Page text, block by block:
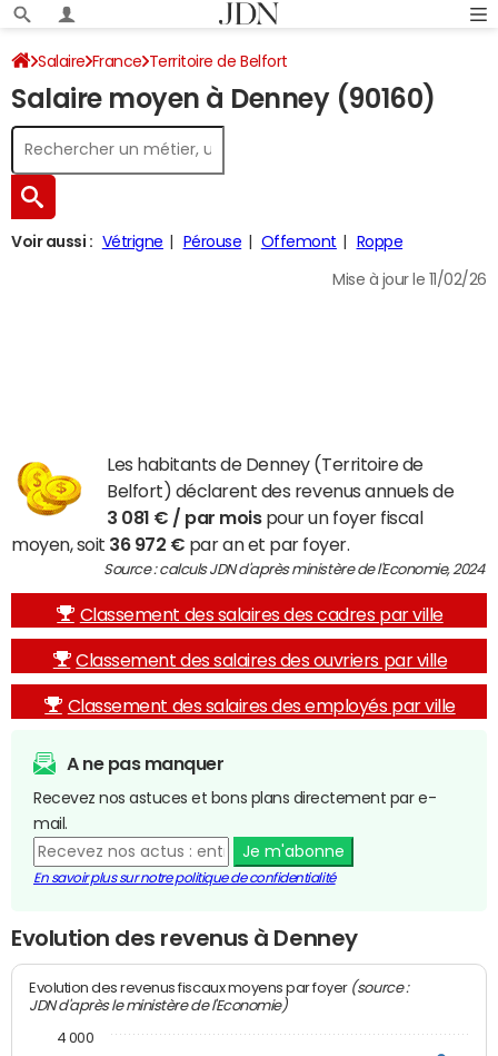
Salaire France Territoire de Belfort
Salaire moyen à Denney (90160)
Voir aussi : Vétrigne Pérouse Offemont Roppe
Mise à jour le 11/02/26
Les habitants de Denney (Territoire de
Belfort) déclarent des revenus annuels de
3 081 € / par moispour un foyer fiscal
moyen, soit 36 972 € par an et par foyer.
Source : calculs JDN d'après ministère de l'Economie, 2024
Classement des salaires des cadres par ville
Classement des salaires des ouvriers par ville
Classement des salaires des employés par ville
A ne pas manquer
Recevez nos astuces et bons plans directement par e-
mail.
Je m'abonne
En savoir plus sur notre politique de confidentialité
Evolution des revenus à Denney
Evolution des revenus fiscaux moyens par foyer (source :
JDN d'après le ministère de l'Economie)
4 000